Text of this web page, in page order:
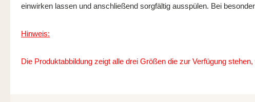
einwirken lassen und anschließend sorgfältig ausspülen. Bei
Hinweis:
Die Produktabbildung zeigt alle drei Größen die zur Verfügung